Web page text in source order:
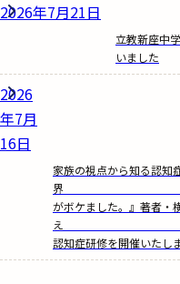
2026年7月21日
立教新座中
いました
2026
年7月
16日
家族の視点から知る認知
界 『
がボケました。』著者・
認知症研修を開催いたし